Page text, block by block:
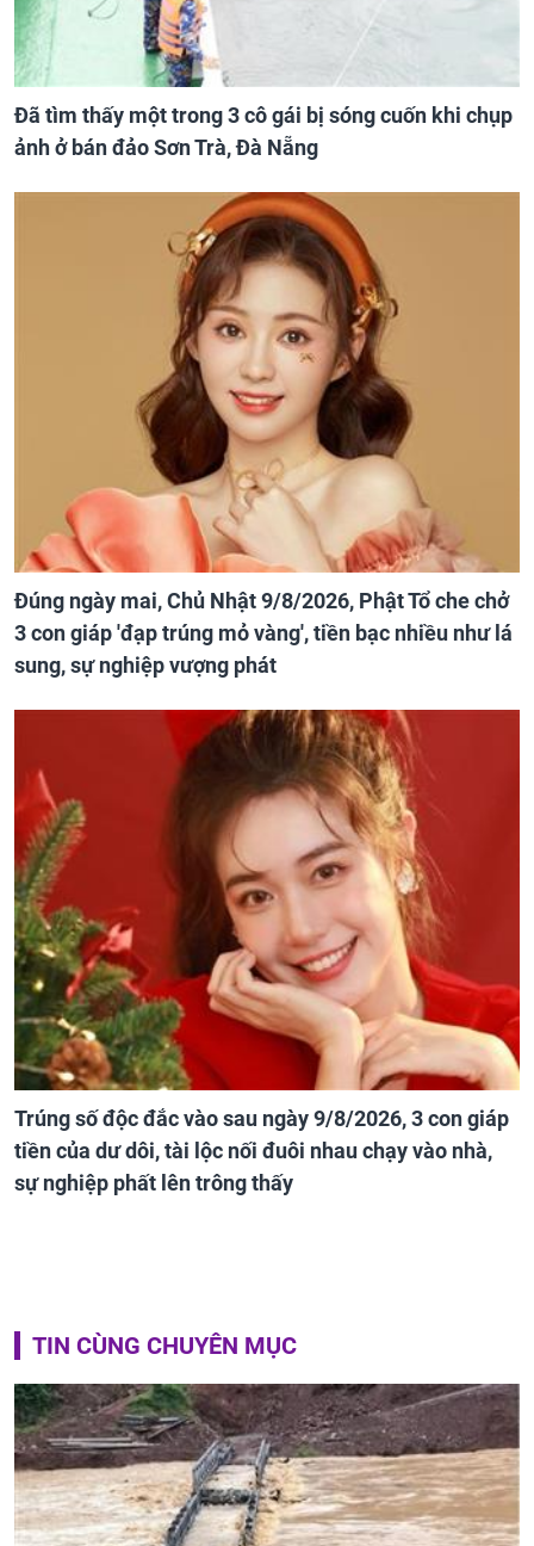
Đã tìm thấy một trong 3 cô gái bị sóng cuốn khi chụp
ảnh ở bán đảo Sơn Trà, Đà Nẵng
Đúng ngày mai, Chủ Nhật 9/8/2026, Phật Tổ che chở
3 con giáp 'đạp trúng mỏ vàng', tiền bạc nhiều như lá
sung, sự nghiệp vượng phát
Trúng số độc đắc vào sau ngày 9/8/2026, 3 con giáp
tiền của dư dôi, tài lộc nối đuôi nhau chạy vào nhà,
sự nghiệp phất lên trông thấy
TIN CÙNG CHUYÊN MỤC